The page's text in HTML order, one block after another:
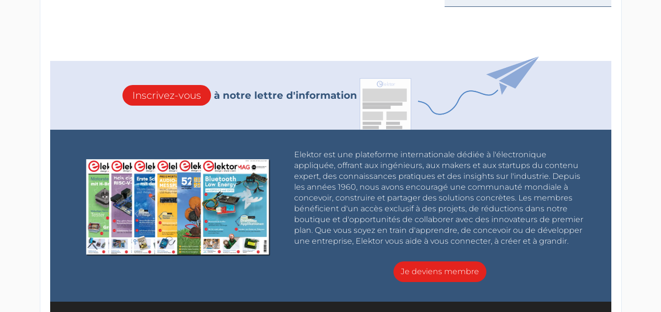
Inscrivez-vous à notre lettre d'information
Elektor est une plateforme internationale dédiée à l'électronique
appliquée, offrant aux ingénieurs, aux makers et aux startups du contenu
expert, des connaissances pratiques et des insights sur l'industrie. Depuis
les années 1960, nous avons encouragé une communauté mondiale à
concevoir, construire et partager des solutions concrètes. Les membres
bénéficient d'un accès exclusif à des projets, de réductions dans notre
boutique et d'opportunités de collaborer avec des innovateurs de premier
plan. Que vous soyez en train d'apprendre, de concevoir ou de développer
une entreprise, Elektor vous aide à vous connecter, à créer et à grandir.
Je deviens membre